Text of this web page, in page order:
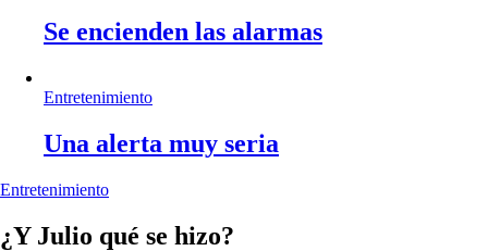
Se encienden las alarmas
Entretenimiento
Una alerta muy seria
Entretenimiento
¿Y Julio qué se hizo?